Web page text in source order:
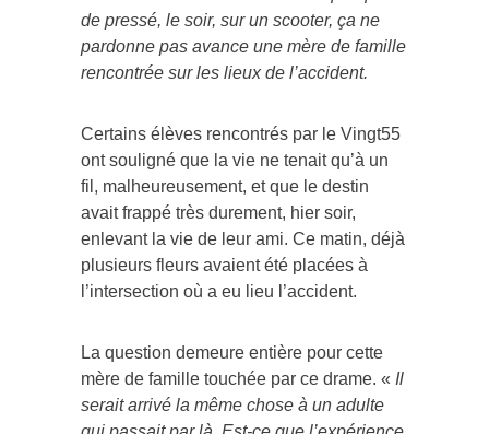
de pressé, le soir, sur un scooter, ça ne
pardonne pas avance une mère de famille
rencontrée sur les lieux de l’accident.
Certains élèves rencontrés par le Vingt55
ont souligné que la vie ne tenait qu’à un
fil, malheureusement, et que le destin
avait frappé très durement, hier soir,
enlevant la vie de leur ami. Ce matin, déjà
plusieurs fleurs avaient été placées à
l’intersection où a eu lieu l’accident.
La question demeure entière pour cette
mère de famille touchée par ce drame. «
Il
serait arrivé la même chose à un adulte
qui passait par là. Est-ce que l’expérience